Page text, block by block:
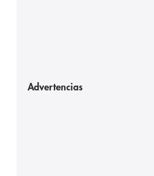
Advertencias